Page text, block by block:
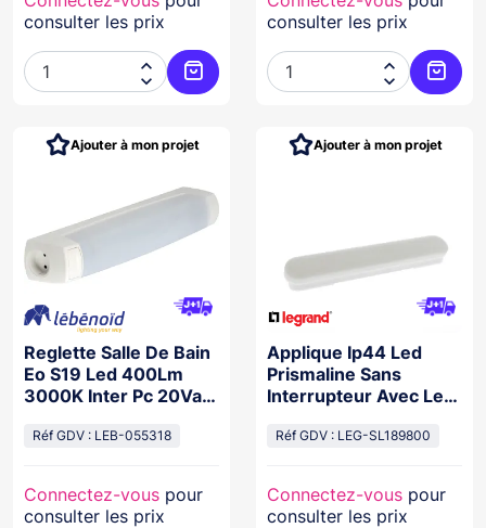
consulter les prix


Ajouter au panier
consulter les prix


Reglette Salle De Bain
Eo S19 Led 400Lm
3000K Inter Pc 20Va
Réf GDV : LEB-055318
Connectez-vous pour
consulter les prix
Ajouter à mon projet
Applique Ip44 Led
Prismaline Sans
Interrupteur Avec Led
Réf GDV : LEG-SL189800
Connectez-vous pour
consulter les prix
Ajouter à mon projet